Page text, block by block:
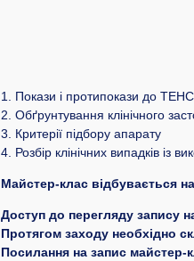
1. Покази і протипокази до ТЕНС
2. Обґрунтування клінічного
3. Критерії підбору апарату
4. Розбір клінічних випадків із
Майстер-клас відбувається
Доступ до перегляду запису
Протягом заходу необхідно
Посилання на запис майстер-